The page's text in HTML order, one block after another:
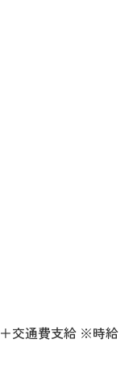
交通費支給 ※時給